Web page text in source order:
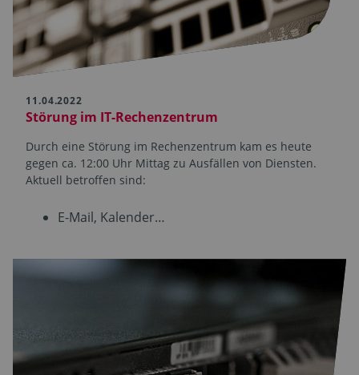
11.04.2022
Störung im IT-Rechen­zentrum
Durch eine Störung im Rechen­zentrum kam es heute
gegen ca. 12:00 Uhr Mittag zu Ausfällen von Diensten.
Aktuell betroffen sind:
E-Mail, Kalender…